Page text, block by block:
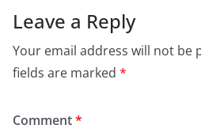
Leave a Reply
Your email address will not be
fields are marked *
Comment*